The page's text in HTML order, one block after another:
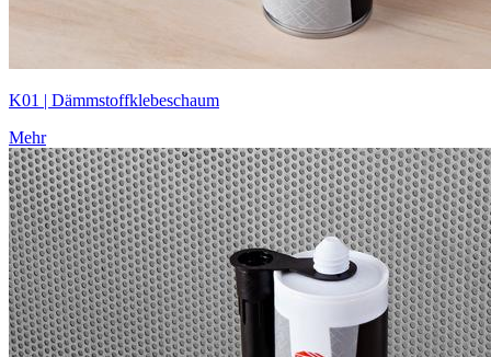
K01 | Dämmstoff­klebeschaum
Mehr